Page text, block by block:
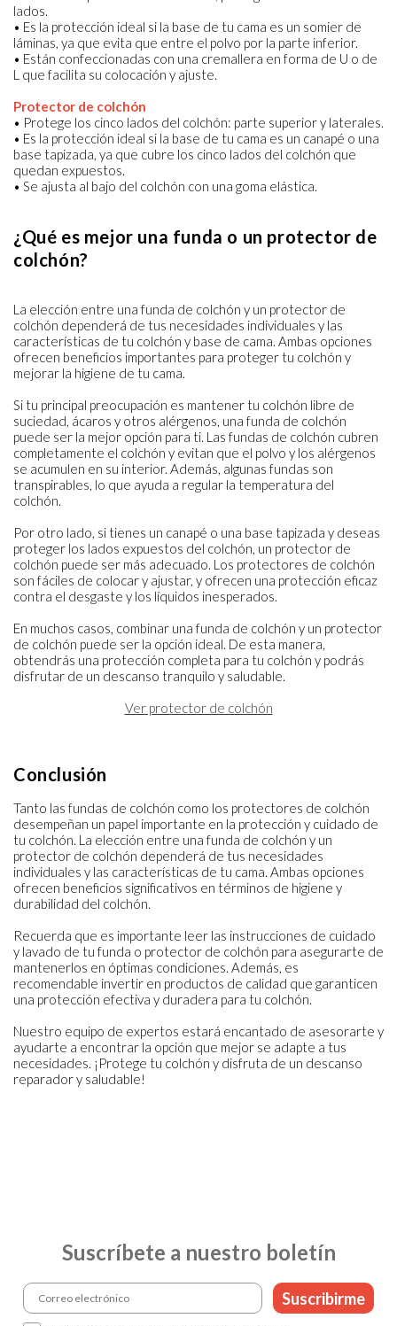
lados.
• Es la protección ideal si la base de tu cama es un somier de
láminas, ya que evita que entre el polvo por la parte inferior.
• Están confeccionadas con una cremallera en forma de U o de
L que facilita su colocación y ajuste.
Protector de colchón
• Protege los cinco lados del colchón: parte superior y laterales.
• Es la protección ideal si la base de tu cama es un canapé o una
base tapizada, ya que cubre los cinco lados del colchón que
quedan expuestos.
• Se ajusta al bajo del colchón con una goma elástica.
¿Qué es mejor una funda o un protector de
colchón?
La elección entre una funda de colchón y un protector de
colchón dependerá de tus necesidades individuales y las
características de tu colchón y base de cama. Ambas opciones
ofrecen beneficios importantes para proteger tu colchón y
mejorar la higiene de tu cama.
Si tu principal preocupación es mantener tu colchón libre de
suciedad, ácaros y otros alérgenos, una funda de colchón
puede ser la mejor opción para ti. Las fundas de colchón cubren
completamente el colchón y evitan que el polvo y los alérgenos
se acumulen en su interior. Además, algunas fundas son
transpirables, lo que ayuda a regular la temperatura del
colchón.
Por otro lado, si tienes un canapé o una base tapizada y deseas
proteger los lados expuestos del colchón, un protector de
colchón puede ser más adecuado. Los protectores de colchón
son fáciles de colocar y ajustar, y ofrecen una protección eficaz
contra el desgaste y los líquidos inesperados.
En muchos casos, combinar una funda de colchón y un protector
de colchón puede ser la opción ideal. De esta manera,
obtendrás una protección completa para tu colchón y podrás
disfrutar de un descanso tranquilo y saludable.
Ver protector de colchón
Conclusión
Tanto las fundas de colchón como los protectores de colchón
desempeñan un papel importante en la protección y cuidado de
tu colchón. La elección entre una funda de colchón y un
protector de colchón dependerá de tus necesidades
individuales y las características de tu cama. Ambas opciones
ofrecen beneficios significativos en términos de higiene y
durabilidad del colchón.
Recuerda que es importante leer las instrucciones de cuidado
y lavado de tu funda o protector de colchón para asegurarte de
mantenerlos en óptimas condiciones. Además, es
recomendable invertir en productos de calidad que garanticen
una protección efectiva y duradera para tu colchón.
Nuestro equipo de expertos estará encantado de asesorarte y
ayudarte a encontrar la opción que mejor se adapte a tus
necesidades. ¡Protege tu colchón y disfruta de un descanso
reparador y saludable!
Suscríbete a nuestro boletín
Suscribirme